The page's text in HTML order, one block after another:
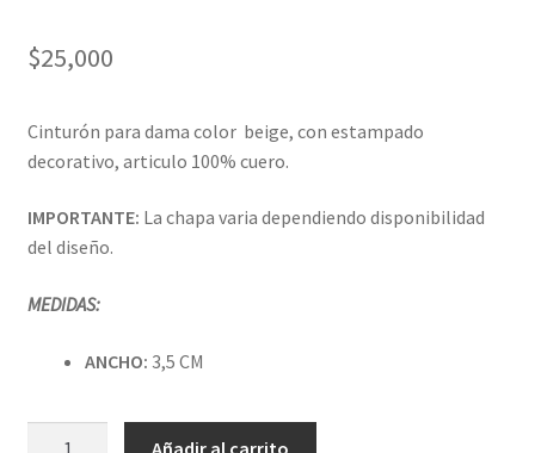
$25,000
Cinturón para dama color beige, con estampado
decorativo, articulo 100% cuero.
IMPORTANTE: La chapa varia dependiendo disponibilidad
del diseño.
MEDIDAS:
ANCHO: 3,5 CM